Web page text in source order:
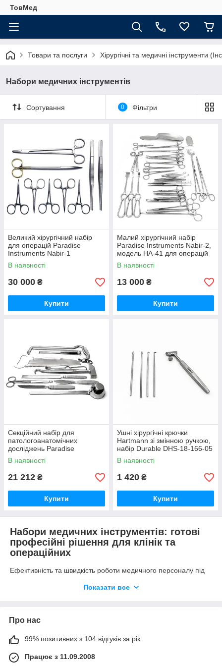
ТовМед
Товари та послуги Хірургічні та медичні інструменти
Набори медичних інструментів
Сортування 0 Фільтри
Великий хірургічний набір
для операцій Paradise
Instruments Nabir-1
В наявності
30 000 ₴
Купити
Малий хірургічний набір
Paradise Instruments Nabir-2,
модель НА-41 для операцій
В наявності
13 000 ₴
Купити
Секційний набір для
патологоанатомічних
досліджень Paradise
Instruments nabir-sektsiinyi
В наявності
21 212 ₴
Купити
Ушні хірургічні крючки
Hartmann зі змінною ручкою,
набір Durable DHS-18-166-05
В наявності
1 420 ₴
Купити
Набори медичних інструментів: готові
професійні рішення для клінік та
операційних
Ефективність та швидкість роботи медичного персоналу під
залежать від правильної комплектації інвентарю. Професійні
формуються відповідно до профільних медичних стандартів,
що гарантує наявність усього необхідного інструментарію під
рукою лікаря в найвідповідальніший момент.
Що таке набір медичних інструментів та
його призначення
Показати все
Про нас
99% позитивних з 104 відгуків за рік
Працює з 11.09.2008